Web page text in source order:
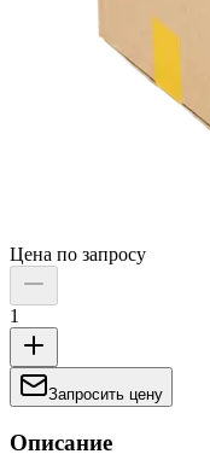
Цена по запросу
1
Запросить цену
Описание